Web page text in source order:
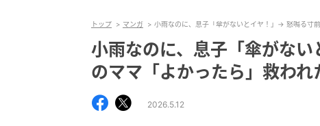
トップ マンガ 小雨なのに、息子「傘がないとイヤ！」→ 怒鳴る寸
小雨なのに、息子「傘がな
のママ「よかったら」救われ
2026.5.12